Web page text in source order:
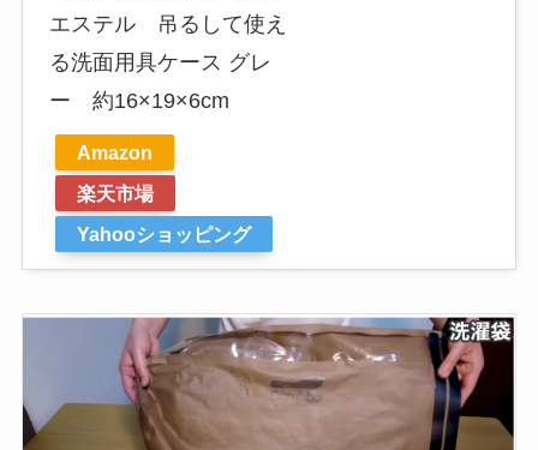
エステル 吊るして使え
る洗面用具ケース グレ
ー 約16×19×6cm
Amazon
楽天市場
Yahooショッピング